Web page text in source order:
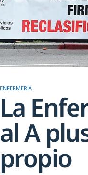
ENFERMERÍA
La
al A
propio